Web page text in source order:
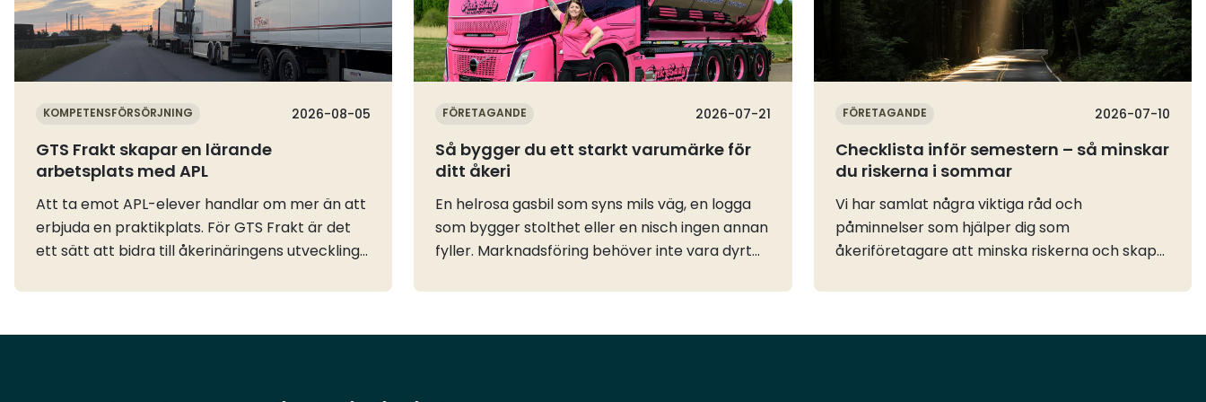
KOMPETENSFÖRSÖRJNING 2026-08-05
GTS Frakt skapar en lärande
arbetsplats med APL
Att ta emot APL-elever handlar om mer än att
erbjuda en praktikplats. För GTS Frakt är det
ett sätt att bidra till åkerinäringens utveckling
erfarenhet och kunskap förs vidare mellan
FÖRETAGANDE 2026-07-21
Så bygger du ett starkt varumärke för
ditt åkeri
En helrosa gasbil som syns mils väg, en logga
som bygger stolthet eller en nisch ingen annan
fyller. Marknadsföring behöver inte vara dyrt
speciellt i uppstarten av ditt eget åkeri. Våra
FÖRETAGANDE 2026-07-10
Checklista inför semestern – så minskar
du riskerna i sommar
Vi har samlat några viktiga råd och
påminnelser som hjälper dig som
åkeriföretagare att minska riskerna och skapa
under resten av året. Oavsett om du är på väg